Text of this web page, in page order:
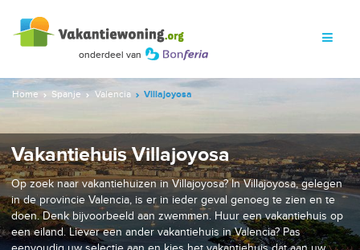
Home Spanje Valencia Villajoyosa
Vakantiehuis Villajoyosa
Op zoek naar vakantiehuizen in Villajoyosa? In Villajoyosa, gelegen
in de provincie Valencia, is er in ieder geval genoeg te zien en te
doen. Denk bijvoorbeeld aan zwemmen. Huur een vakantiehuis op
een eiland. Liever een ander vakantiehuis in Valencia? Pas